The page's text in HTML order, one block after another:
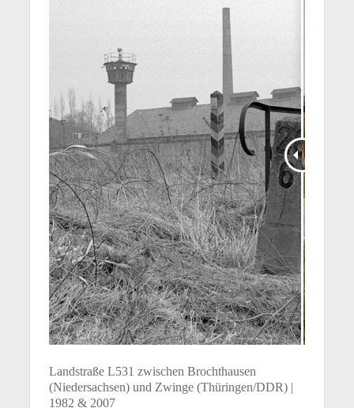
Landstraße L531 zwischen Brochthausen
(Niedersachsen) und Zwinge (Thüringen/DDR) |
1982 & 2007